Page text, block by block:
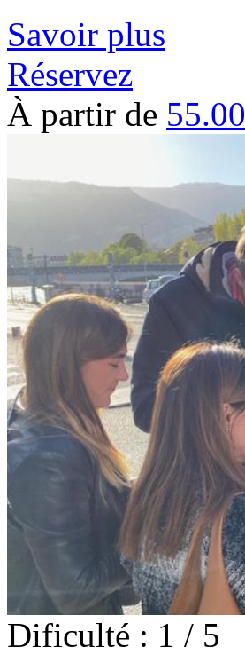
Savoir plus
Réservez
À partir de 55.00
Dificulté : 1 / 5